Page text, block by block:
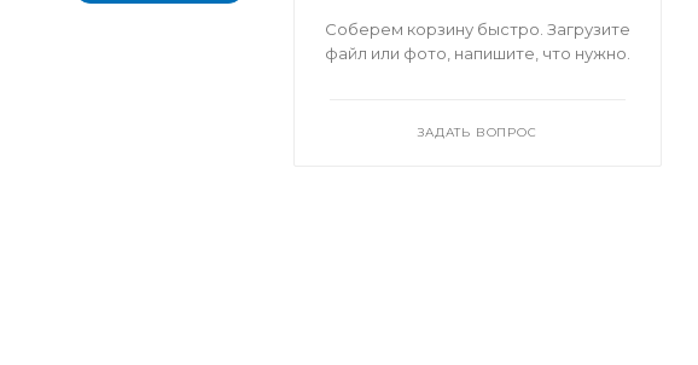
Соберем корзину быстро. Загрузите
файл или фото, напишите, что нужно.
ЗАДАТЬ ВОПРОС